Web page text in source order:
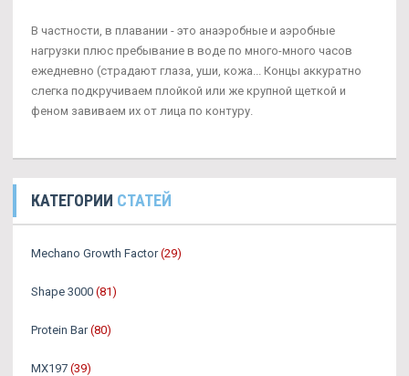
В частности, в плавании - это анаэробные и аэробные
нагрузки плюс пребывание в воде по много-много часов
ежедневно (страдают глаза, уши, кожа... Концы аккуратно
слегка подкручиваем плойкой или же крупной щеткой и
феном завиваем их от лица по контуру.
КАТЕГОРИИ СТАТЕЙ
Mechano Growth Factor (29)
Shape 3000 (81)
Protein Bar (80)
MX197 (39)